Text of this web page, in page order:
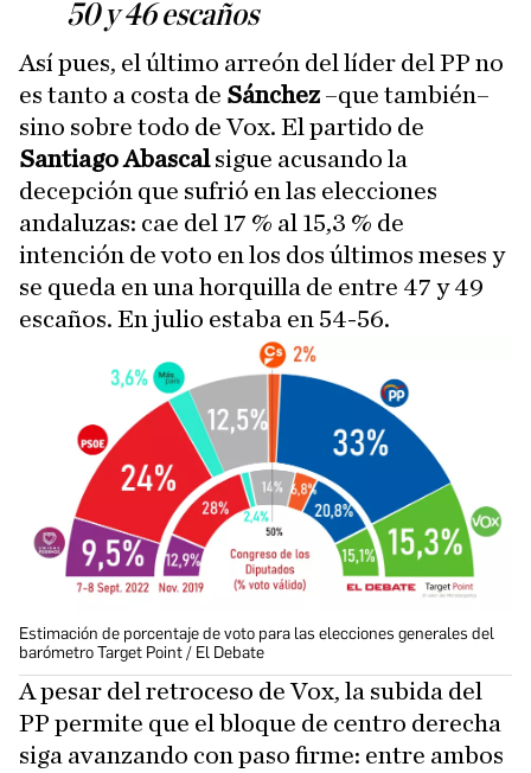
50 y 46 escaños
Así pues, el último arreón del líder del PP no
es tanto a costa de Sánchez–que también–
sino sobre todo de Vox. El partido de
Santiago Abascalsigue acusando la
decepción que sufrió en las elecciones
andaluzas: cae del 17 % al 15,3 % de
intención de voto en los dos últimos meses y
se queda en una horquilla de entre 47 y 49
escaños. En julio estaba en 54-56.
Estimación de porcentaje de voto para las elecciones generales del
barómetro Target Point / El Debate
A pesar del retroceso de Vox, la subida del
PP permite que el bloque de centro derecha
siga avanzando con paso firme: entre ambos